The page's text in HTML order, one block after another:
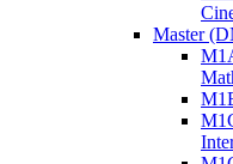
Master